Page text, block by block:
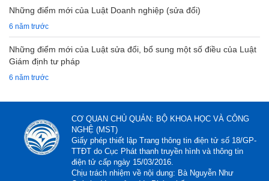
Những điểm mới của Luật Doanh nghiệp (sửa đổi)
6 năm trước
Những điểm mới của Luật sửa đổi, bổ sung một số điều của Luật
Giám định tư pháp
6 năm trước
CƠ QUAN CHỦ QUẢN: BỘ KHOA HỌC VÀ CÔNG
NGHỆ (MST)
Giấy phép thiết lập Trang thông tin điện tử số 18/GP-
TTĐT do Cục Phát thanh truyền hình và thông tin
điện tử cấp ngày 15/03/2016.
Chịu trách nhiệm về nội dung: Bà Nguyễn Như